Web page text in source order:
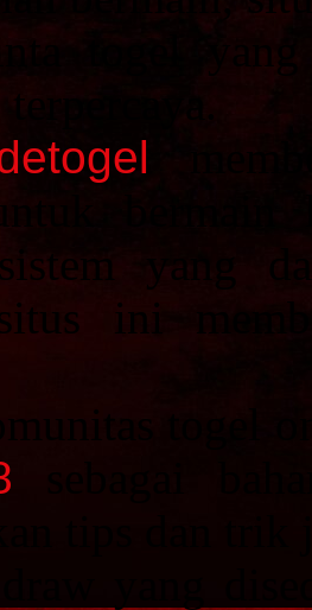
togel
yang
ini
togel